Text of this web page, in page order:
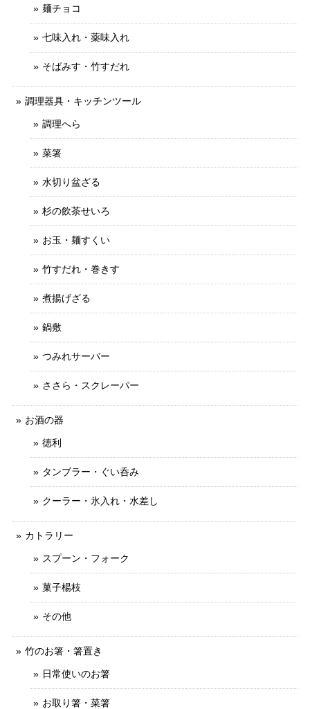
麺チョコ
七味入れ・薬味入れ
そばみす・竹すだれ
調理器具・キッチンツール
調理へら
菜箸
水切り盆ざる
杉の飲茶せいろ
お玉・麺すくい
竹すだれ・巻きす
煮揚げざる
鍋敷
つみれサーバー
ささら・スクレーパー
お酒の器
徳利
タンブラー・ぐい呑み
クーラー・氷入れ・水差し
カトラリー
スプーン・フォーク
菓子楊枝
その他
竹のお箸・箸置き
日常使いのお箸
お取り箸・菜箸